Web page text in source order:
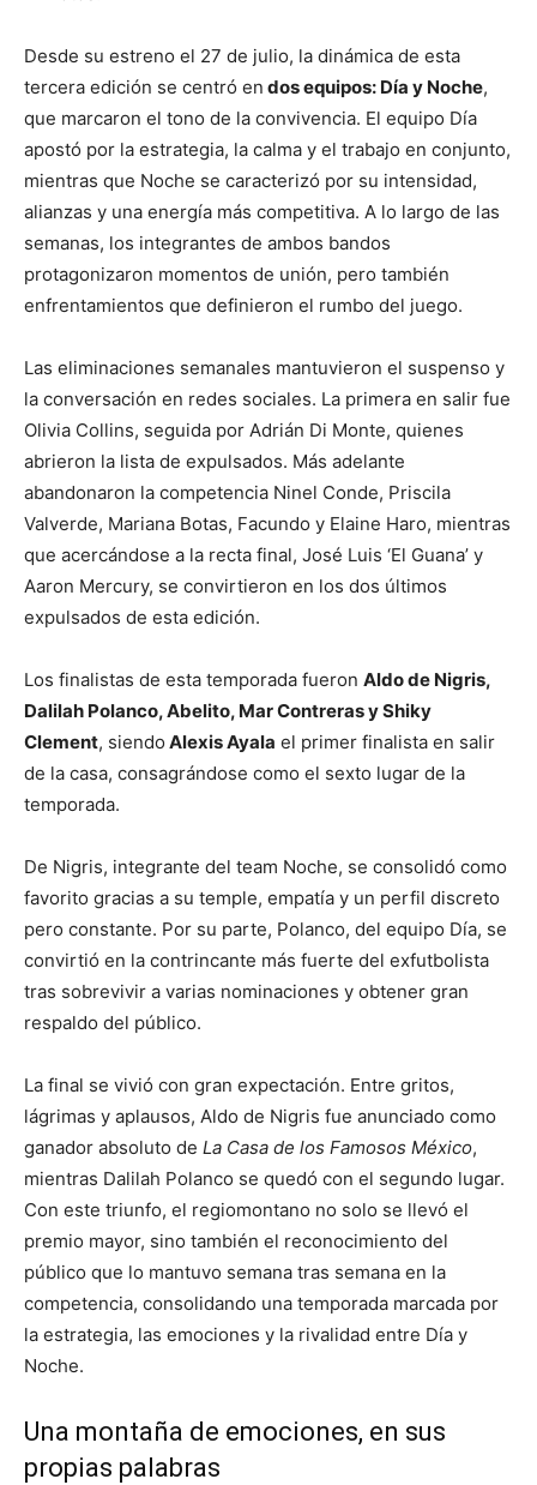
Desde su estreno el 27 de julio, la dinámica de esta
tercera edición se centró en dos equipos: Día y Noche,
que marcaron el tono de la convivencia. El equipo Día
apostó por la estrategia, la calma y el trabajo en conjunto,
mientras que Noche se caracterizó por su intensidad,
alianzas y una energía más competitiva. A lo largo de las
semanas, los integrantes de ambos bandos
protagonizaron momentos de unión, pero también
enfrentamientos que definieron el rumbo del juego.
Las eliminaciones semanales mantuvieron el suspenso y
la conversación en redes sociales. La primera en salir fue
Olivia Collins, seguida por Adrián Di Monte, quienes
abrieron la lista de expulsados. Más adelante
abandonaron la competencia Ninel Conde, Priscila
Valverde, Mariana Botas, Facundo y Elaine Haro, mientras
que acercándose a la recta final, José Luis ‘El Guana’ y
Aaron Mercury, se convirtieron en los dos últimos
expulsados de esta edición.
Los finalistas de esta temporada fueron Aldo de Nigris,
Dalilah Polanco, Abelito, Mar Contreras y Shiky
Clement, siendo Alexis Ayala el primer finalista en salir
de la casa, consagrándose como el sexto lugar de la
temporada.
De Nigris, integrante del team Noche, se consolidó como
favorito gracias a su temple, empatía y un perfil discreto
pero constante. Por su parte, Polanco, del equipo Día, se
convirtió en la contrincante más fuerte del exfutbolista
tras sobrevivir a varias nominaciones y obtener gran
respaldo del público.
La final se vivió con gran expectación. Entre gritos,
lágrimas y aplausos, Aldo de Nigris fue anunciado como
ganador absoluto de La Casa de los Famosos México,
mientras Dalilah Polanco se quedó con el segundo lugar.
Con este triunfo, el regiomontano no solo se llevó el
premio mayor, sino también el reconocimiento del
público que lo mantuvo semana tras semana en la
competencia, consolidando una temporada marcada por
la estrategia, las emociones y la rivalidad entre Día y
Noche.
Una montaña de emociones, en sus
propias palabras